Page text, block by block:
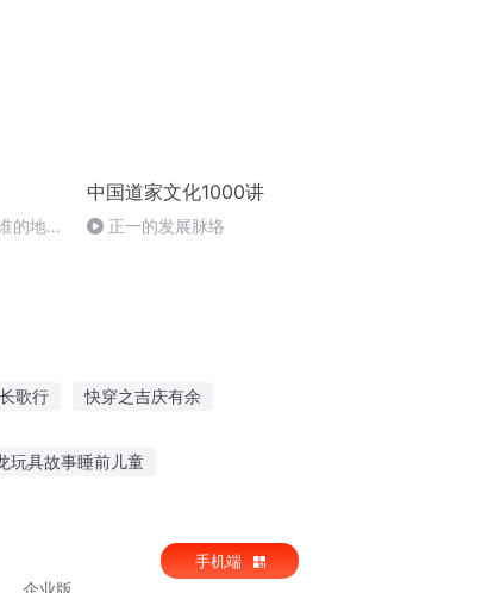
的地位
中国道家文化1000讲
正一的发展脉络
歌行 快穿之吉庆有余
玩具故事睡前儿童
企业版
手机端